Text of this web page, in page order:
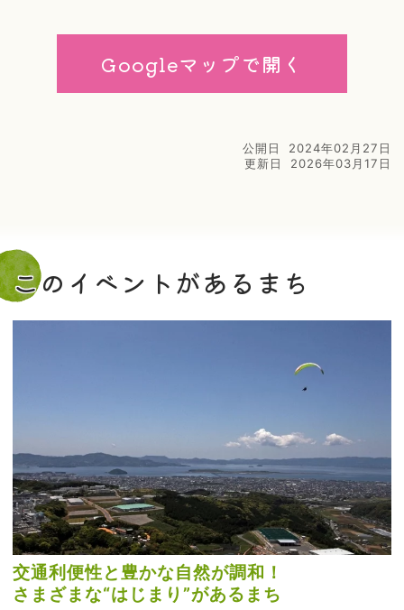
Googleマップで開く
公開日
2024年02月27日
更新日
2026年03月17日
このイベントがあるまち
交通利便性と豊かな自然が調和！
さまざまな“はじまり”があるまち